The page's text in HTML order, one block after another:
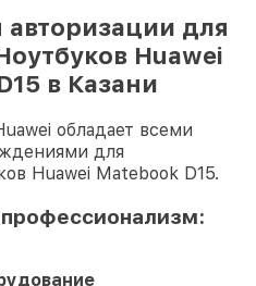
для
Huawei
в Казани
обладает всеми
для
Huawei Matebook D15.